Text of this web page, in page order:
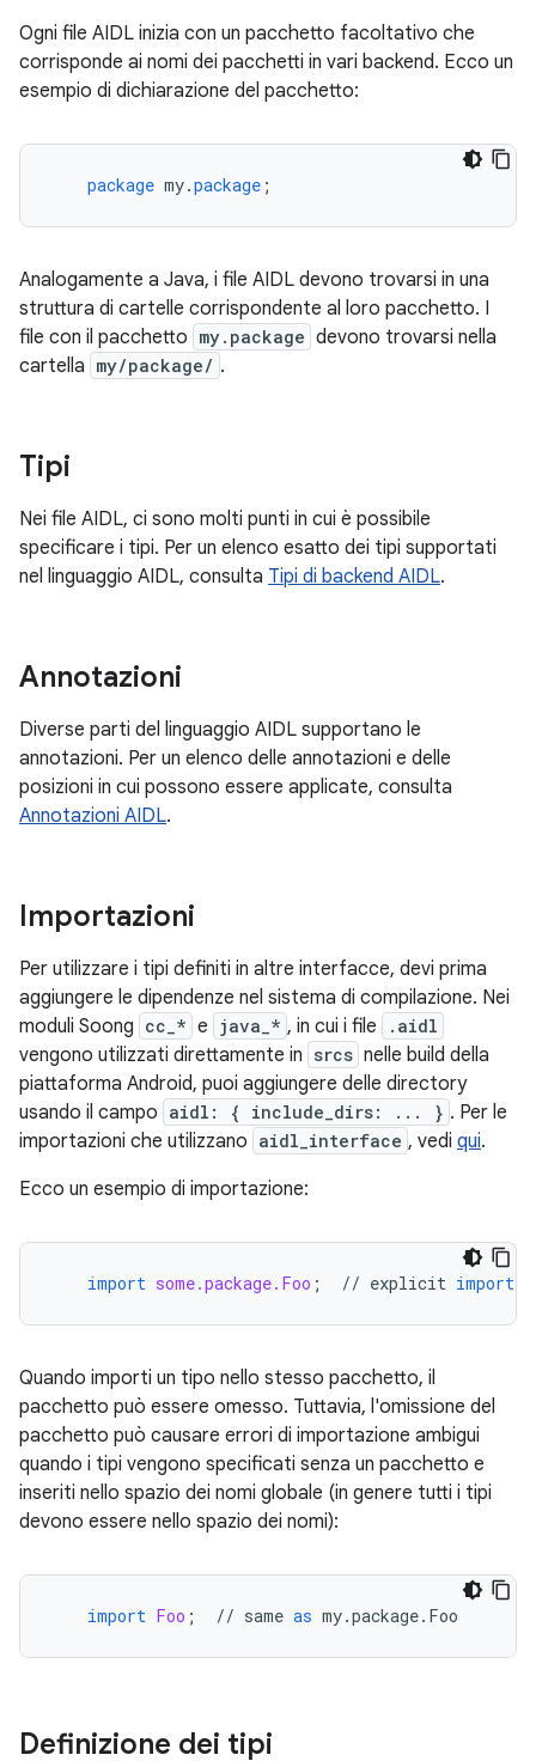
Ogni file AIDL inizia con un pacchetto facoltativo che
corrisponde ai nomi dei pacchetti in vari backend. Ecco un
esempio di dichiarazione del pacchetto:
package my.package ;
Analogamente a Java, i file AIDL devono trovarsi in una
struttura di cartelle corrispondente al loro pacchetto. I
file con il pacchetto my.package devono trovarsi nella
cartella my/package/ .
Tipi
Nei file AIDL, ci sono molti punti in cui è possibile
specificare i tipi. Per un elenco esatto dei tipi supportati
nel linguaggio AIDL, consulta Tipi di backend AIDL.
Annotazioni
Diverse parti del linguaggio AIDL supportano le
annotazioni. Per un elenco delle annotazioni e delle
posizioni in cui possono essere applicate, consulta
Annotazioni AIDL.
Importazioni
Per utilizzare i tipi definiti in altre interfacce, devi prima
aggiungere le dipendenze nel sistema di compilazione. Nei
moduli Soong cc_* e java_* , in cui i file .aidl
vengono utilizzati direttamente in srcs nelle build della
piattaforma Android, puoi aggiungere delle directory
usando il campo aidl: { include_dirs: ... } . Per le
importazioni che utilizzano aidl_interface , vedi qui.
Ecco un esempio di importazione:
import some.package.Foo ; // explicit import
Quando importi un tipo nello stesso pacchetto, il
pacchetto può essere omesso. Tuttavia, l'omissione del
pacchetto può causare errori di importazione ambigui
quando i tipi vengono specificati senza un pacchetto e
inseriti nello spazio dei nomi globale (in genere tutti i tipi
devono essere nello spazio dei nomi):
import Foo ; // same as my.package. Foo
Definizione dei tipi